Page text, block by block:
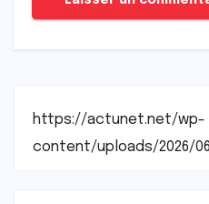
https://actunet.net/wp-
content/uploads/2026/06/